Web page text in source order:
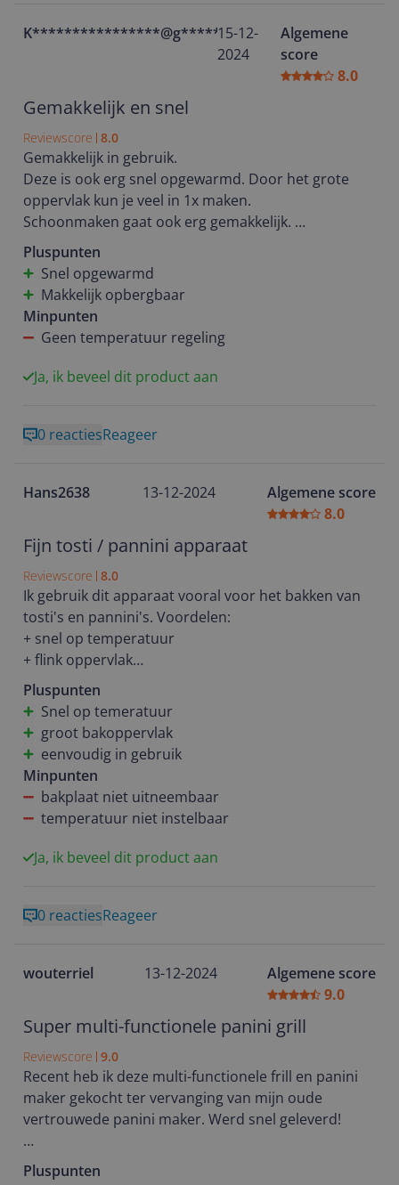
K****************@g********
15-12-
2024
Algemene
score
8.0
Gemakkelijk en snel
Reviewscore 8.0
Gemakkelijk in gebruik.
Deze is ook erg snel opgewarmd. Door het grote
oppervlak kun je veel in 1x maken.
Schoonmaken gaat ook erg gemakkelijk.
Opbergen is handig gemaakt zodat je deze rechtop
weg kunt zetten. Door het lock systeem klapt deze
niet open
Pluspunten
Snel opgewarmd
Makkelijk opbergbaar
Minpunten
Geen temperatuur regeling
Ja, ik beveel dit product aan
0 reactiesReageer
Hans2638 13-12-2024
Algemene score
8.0
Fijn tosti / pannini apparaat
Reviewscore 8.0
Ik gebruik dit apparaat vooral voor het bakken van
tosti's en pannini's. Voordelen:
+ snel op temperatuur
+ flink oppervlak
+ makkelijk op te bergen
+ tosti's snel klaar en goed warm
+ degelijk apparaat.
Schoonmaken is niet moeilijk, echter kunnen de
bakplaten niet worden uitgenomen. Dit houdt mij
ook tegen om vlees te grillen, maar is persoonlijk.
Pluspunten
Snel op temeratuur
groot bakoppervlak
eenvoudig in gebruik
Minpunten
bakplaat niet uitneembaar
temperatuur niet instelbaar
Ja, ik beveel dit product aan
0 reactiesReageer
wouterriel 13-12-2024
Algemene score
9.0
Super multi-functionele panini grill
Reviewscore 9.0
Recent heb ik deze multi-functionele frill en panini
maker gekocht ter vervanging van mijn oude
vertrouwede panini maker. Werd snel geleverd!
De eerste indruk is dat dit apparaat voldoet aan alle
Pluspunten